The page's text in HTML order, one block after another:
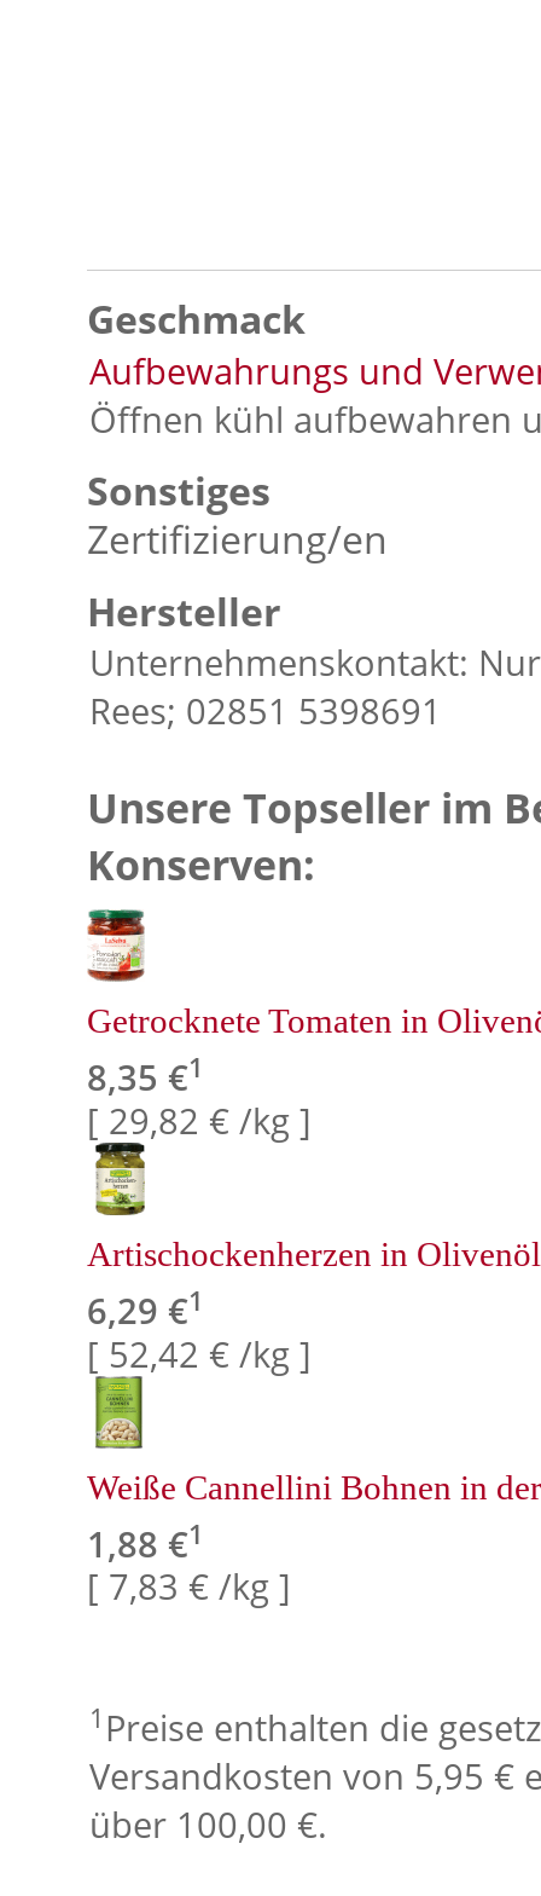
Geschmack
Aufbewahrungs und
Öffnen kühl aufbewahren
Sonstiges
Zertifizierung/en
Hersteller
Unternehmenskontakt:
Rees; 02851 5398691
Unsere Topseller im
Konserven:
Getrocknete Tomaten in
8,35 €1
[ 29,82 € /kg ]
Artischockenherzen in Olivenöl
6,29 €1
[ 52,42 € /kg ]
Weiße Cannellini Bohnen in
1,88 €1
[ 7,83 € /kg ]
1 Preise enthalten die
Versandkosten von 5,95 €
über 100,00 €.